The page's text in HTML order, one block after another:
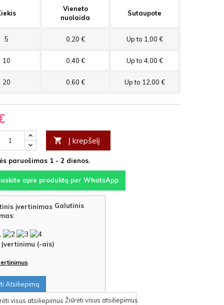
Vieneto
nuolaida
Sutaupote
5 0,20 € Up to 1,00 €
10 0,40 € Up to 4,00 €
20 0,60 € Up to 12,00 €
 Į krepšelį
paruošimas 1 - 2 dienos.
apie produktą per WhatsApp
Galutinis
:
Įvertinimu (-ais)
Atsiliepimą
Žiūrėti visus atsiliepimus